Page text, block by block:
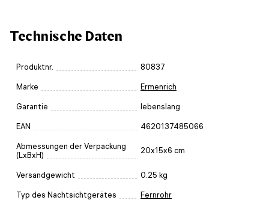
Technische Daten
Produktnr. 80837
Marke Ermenrich
Garantie lebenslang
EAN 4620137485066
Abmessungen der Verpackung
(LxBxH)
20x15x6 cm
Versandgewicht 0.25 kg
Typ des Nachtsichtgerätes Fernrohr